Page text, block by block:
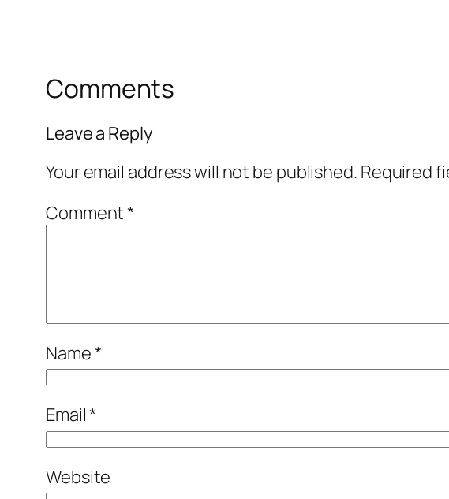
Comments
Leave a Reply
Your email address will not be published. Required
Comment*
Name*
Email*
Website